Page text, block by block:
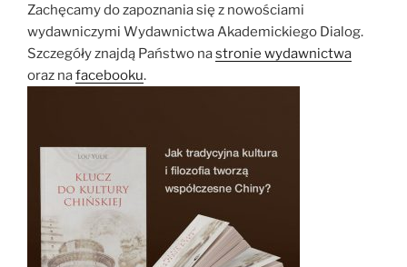
Zachęcamy do zapoznania się z nowościami
wydawniczymi Wydawnictwa Akademickiego Dialog.
Szczegóły znajdą Państwo nastronie wydawnictwa
oraz nafacebooku.